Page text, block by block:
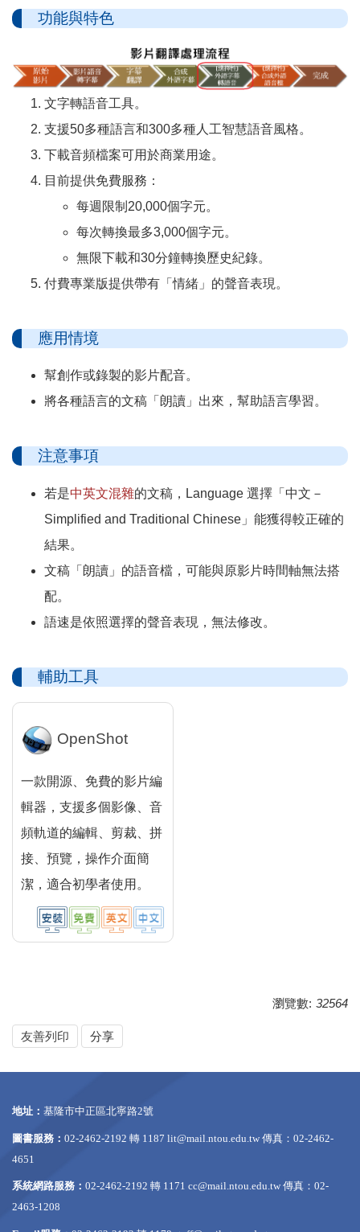
功能與特色
文字轉語音工具。
支援50多種語言和300多種人工智慧語音風格。
下載音頻檔案可用於商業用途。
目前提供免費服務：
每週限制20,000個字元。
每次轉換最多3,000個字元。
無限下載和30分鐘轉換歷史紀錄。
付費專業版提供帶有「情緒」的聲音表現。
應用情境
幫創作或錄製的影片配音。
將各種語言的文稿「朗讀」出來，幫助語言學習。
注意事項
若是中英文混雜的文稿，Language 選擇「中文－
Simplified and Traditional Chinese」能獲得較正確的
結果。
文稿「朗讀」的語音檔，可能與原影片時間軸無法搭
配。
語速是依照選擇的聲音表現，無法修改。
輔助工具
OpenShot
一款開源、免費的影片編
輯器，支援多個影像、音
頻軌道的編輯、剪裁、拼
接、預覽，操作介面簡
潔，適合初學者使用。
瀏覽數: 32564
友善列印 分享
地址： 基隆市中正區北寧路2號
圖書服務： 02-2462-2192 轉 1187 lit@mail.ntou.edu.tw 傳真：02-2462-
4651
系統網路服務： 02-2462-2192 轉 1171 cc@mail.ntou.edu.tw 傳真：02-
2463-1208